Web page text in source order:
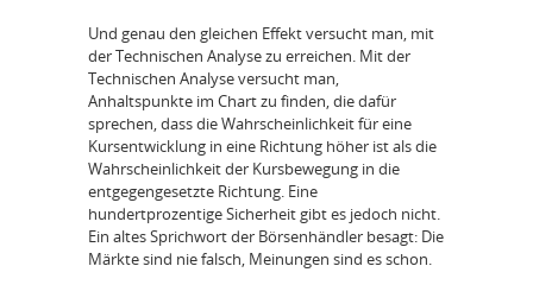
Und genau den gleichen Effekt versucht man, mit
der Technischen Analyse zu erreichen. Mit der
Technischen Analyse versucht man,
Anhaltspunkte im Chart zu finden, die dafür
sprechen, dass die Wahrscheinlichkeit für eine
Kursentwicklung in eine Richtung höher ist als die
Wahrscheinlichkeit der Kursbewegung in die
entgegengesetzte Richtung. Eine
hundertprozentige Sicherheit gibt es jedoch nicht.
Ein altes Sprichwort der Börsenhändler besagt: Die
Märkte sind nie falsch, Meinungen sind es schon.